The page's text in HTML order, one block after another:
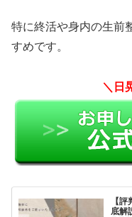
特に終活や身内の生前
すめです。
＼日
【
底解